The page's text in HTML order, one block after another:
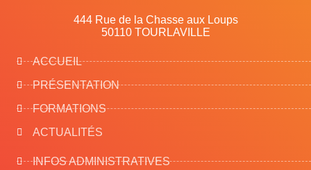
444 Rue de la Chasse aux Loups
50110 TOURLAVILLE
ACCUEIL
PRÉSENTATION
FORMATIONS
ACTUALITÉS
INFOS ADMINISTRATIVES